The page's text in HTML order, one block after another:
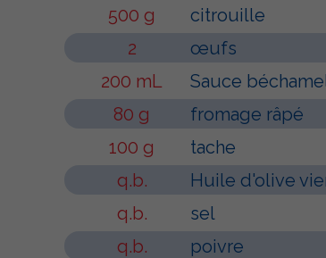
500 g
citrouille
2
œufs
200 mL
Sauce
80 g
fromage râpé
100 g
tache
q.b.
Huile d'olive
q.b.
sel
q.b.
poivre